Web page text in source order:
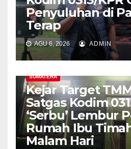
Penyuluhan di
Terap
AGU 6, 2026 ADMIN
SUMATERA
Kejar Target
Satgas Kodim
‘Serbu’ Lembur
Rumah Ibu
Malam Hari